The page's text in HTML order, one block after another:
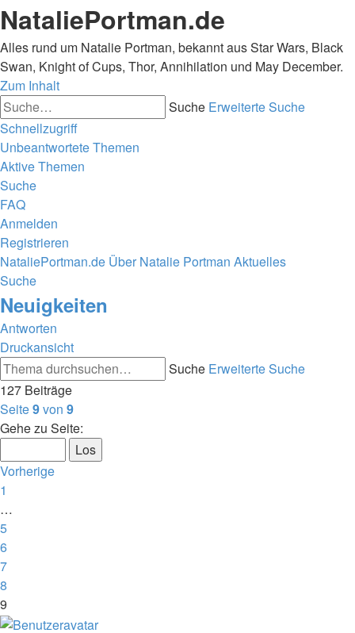
NataliePortman.de
Alles rund um Natalie Portman, bekannt aus Star Wars, Black
Swan, Knight of Cups, Thor, Annihilation und May December.
Zum Inhalt
Suche Erweiterte Suche
Schnellzugriff
Unbeantwortete Themen
Aktive Themen
Suche
FAQ
Anmelden
Registrieren
NataliePortman.de Über Natalie Portman Aktuelles
Suche
Neuigkeiten
Antworten
Druckansicht
Suche Erweiterte Suche
127 Beiträge
Seite9von 9
Gehe zu Seite:
Vorherige
1
…
5
6
7
8
9